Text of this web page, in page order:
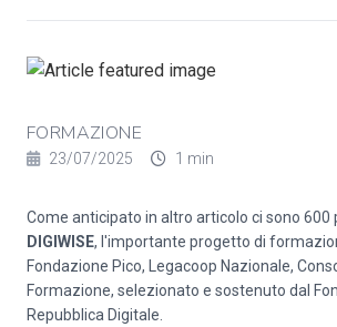
FORMAZIONE
23/07/2025 1 min
Come anticipato in altro articolo ci sono 600
DIGIWISE, l'importante progetto di
Fondazione Pico, Legacoop Nazionale,
Formazione, selezionato e sostenuto dal
Repubblica Digitale.